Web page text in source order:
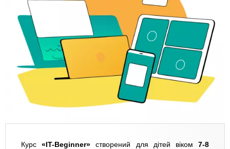
Курс«IT-Beginner» створений для дітей віком7-8